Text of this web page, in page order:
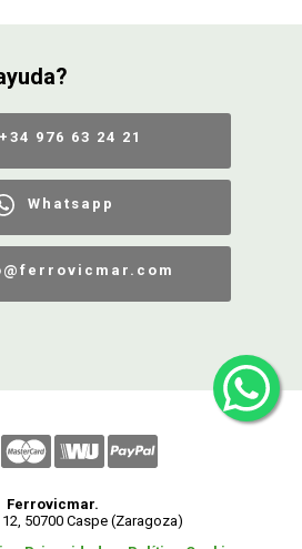
+34 976 63 24 21
Whatsapp
Ferrovicmar.
12, 50700 Caspe (Zaragoza)